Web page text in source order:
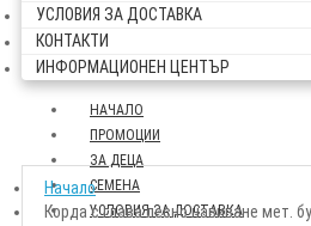
УСЛОВИЯ ЗА ДОСТАВКА
КОНТАКТИ
ИНФОРМАЦИОНЕН ЦЕНТЪР
НАЧАЛО
ПРОМОЦИИ
ЗА ДЕЦА
СЕМЕНА
УСЛОВИЯ ЗА ДОСТАВКА
Начало
Корда с глава лесно навиване мет.